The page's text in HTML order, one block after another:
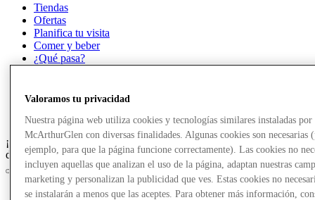
Tiendas
Ofertas
Planifica tu visita
Comer y beber
¿Qué pasa?
Más
¡Crazy Days, acceso anticipado el 25 de marzo para los miembros
del Club!Únete ahora
Valoramos tu privacidad
Nuestra página web utiliza cookies y tecnologías similares instaladas por
McArthurGlen con diversas finalidades. Algunas cookies son necesarias
ejemplo, para que la página funcione correctamente). Las cookies no
incluyen aquellas que analizan el uso de la página, adaptan nuestras
marketing y personalizan la publicidad que ves. Estas cookies no
se instalarán a menos que las aceptes. Para obtener más información,